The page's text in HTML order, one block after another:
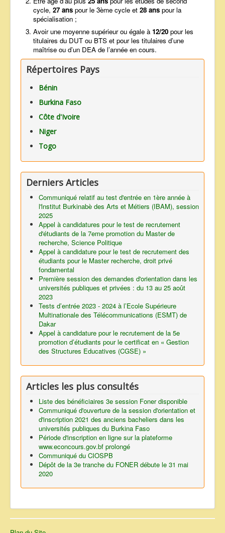
cycle, 27 ans pour le 3ème cycle et 28 ans pour la
spécialisation ;
Avoir une moyenne supérieur ou égale à 12/20 pour les
titulaires du DUT ou BTS et pour les titulaires d’une
maîtrise ou d’un DEA de l’année en cours.
Répertoires Pays
Bénin
Burkina Faso
Côte d'Ivoire
Niger
Togo
Derniers Articles
Communiqué relatif au test d'entrée en 1ère année à
l'lnstitut Burkinabè des Arts et Métiers (IBAM), session
2025
Appel à candidatures pour le test de recrutement
d'étudiants de la 7eme promotion du Master de
recherche, Science Politique
Appel à candidature pour le test de recrutement des
étudiants pour le Master recherche, droit privé
fondamental
Première session des demandes d'orientation dans les
universités publiques et privées : du 13 au 25 août
2023
Tests d’entrée 2023 - 2024 à l’Ecole Supérieure
Multinationale des Télécommunications (ESMT) de
Dakar
Appel à candidature pour le recrutement de la 5e
promotion d’étudiants pour le certificat en « Gestion
des Structures Educatives (CGSE) »
Articles les plus consultés
Liste des bénéficiaires 3e session Foner disponible
Communiqué d'ouverture de la session d'orientation et
d'inscription 2021 des anciens bacheliers dans les
universités publiques du Burkina Faso
Période d'inscription en ligne sur la plateforme
www.econcours.gov.bf prolongé
Communiqué du CIOSPB
Dépôt de la 3e tranche du FONER débute le 31 mai
2020